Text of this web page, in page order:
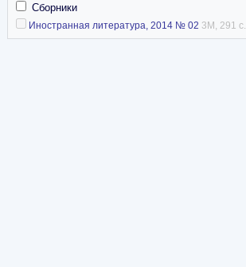
Сборники
Иностранная литература, 2014 № 02 3M, 291 с.